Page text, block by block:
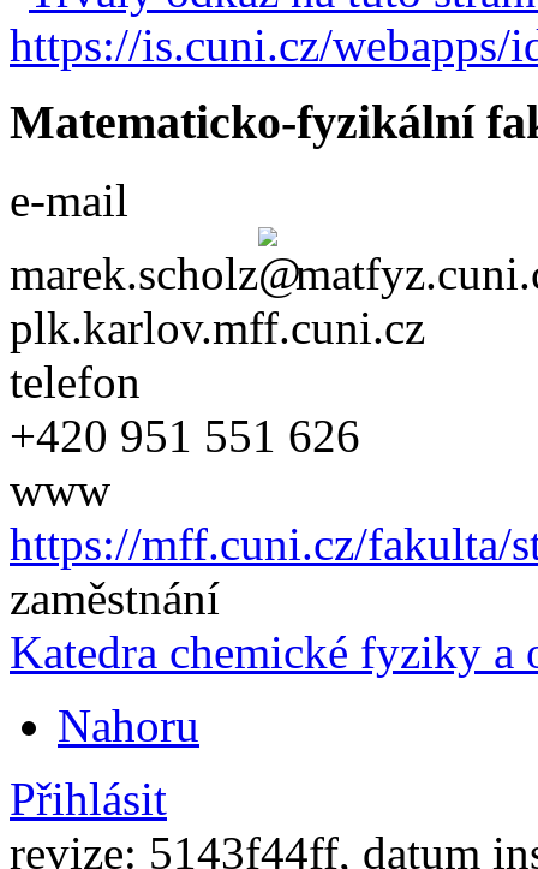
Matematicko-fyzikální
e-mail
marek.scholz
plk.karlov.mff.cuni.cz
telefon
+420 951 551 626
www
https://mff.cuni.cz/fakulta/
zaměstnání
Katedra chemické fyziky a
Nahoru
Přihlásit
revize: 5143f44ff, datum